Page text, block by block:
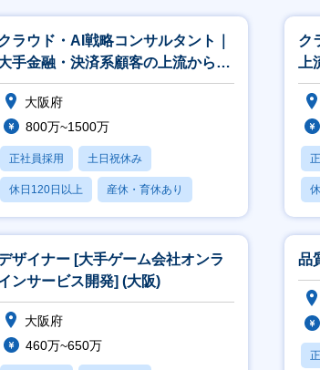
ラウド・AI戦略コンサルタント｜
手金融・決済系顧客の上流から納
まで担当【The AI Alli
大阪府
800万~1500万
正社員採用 土日祝休み
休日120日以上 産休・育休あり
賞与あり
ク
業
ザイナー [大手ゲーム会社オンラ
ンサービス開発] (大阪)
大阪府
460万~650万
品